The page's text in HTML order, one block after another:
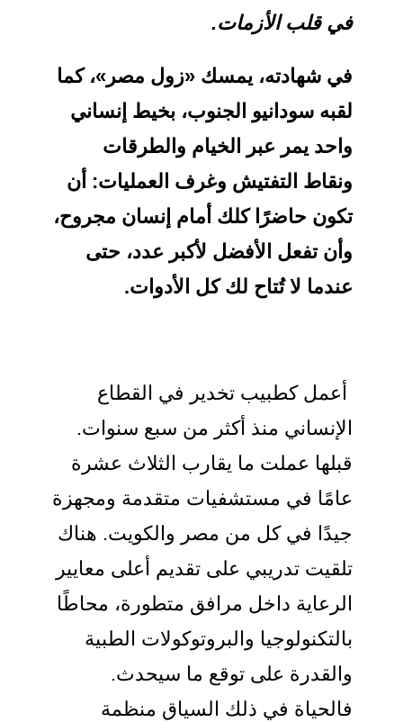
في قلب الأزمات.
في شهادته، يمسك «زول مصر»، كما
لقبه سودانيو الجنوب، بخيط إنساني
واحد يمر عبر الخيام والطرقات
ونقاط التفتيش وغرف العمليات: أن
تكون حاضرًا كلك أمام إنسان مجروح،
وأن تفعل الأفضل لأكبر عدد، حتى
عندما لا تُتاح لك كل الأدوات.
أعمل كطبيب تخدير في القطاع
الإنساني منذ أكثر من سبع سنوات.
قبلها عملت ما يقارب الثلاث عشرة
عامًا في مستشفيات متقدمة ومجهزة
جيدًا في كل من مصر والكويت. هناك
تلقيت تدريبي على تقديم أعلى معايير
الرعاية داخل مرافق متطورة، محاطًا
بالتكنولوجيا والبروتوكولات الطبية
والقدرة على توقع ما سيحدث.
فالحياة في ذلك السياق منظمة